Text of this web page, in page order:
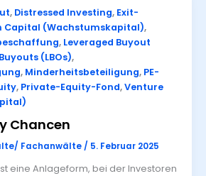
, Distressed Investing, Exit-
Capital (Wachstumskapital),
, Leveraged Buyout
(LBOs),
, Minderheitsbeteiligung, PE-
, Private-Equity-Fond,Venture
Chancen
Fachanwälte / 5. Februar 2025
eine Anlageform, bei der Investoren